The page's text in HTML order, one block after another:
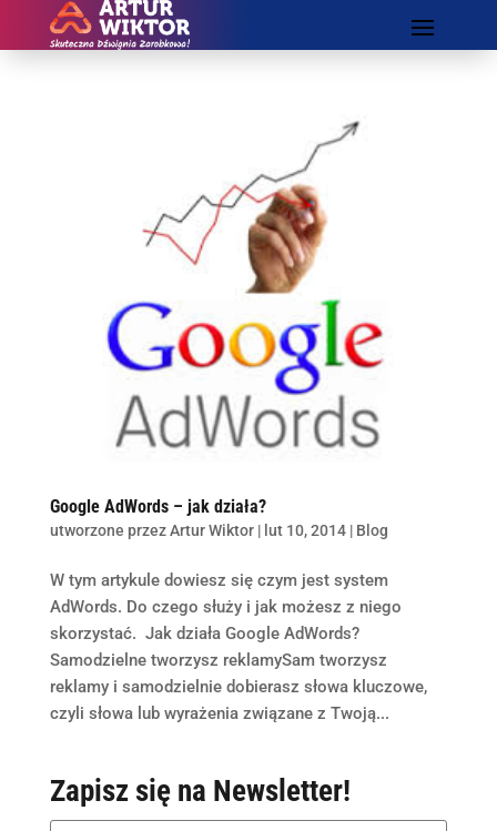
Google AdWords – jak działa?
utworzone przezArtur Wiktor| lut 10, 2014| Blog
W tym artykule dowiesz się czym jest system
AdWords. Do czego służy i jak możesz z niego
skorzystać. Jak działa Google AdWords?
Samodzielne tworzysz reklamySam tworzysz
reklamy i samodzielnie dobierasz słowa kluczowe,
czyli słowa lub wyrażenia związane z Twoją...
Zapisz się na Newsletter!